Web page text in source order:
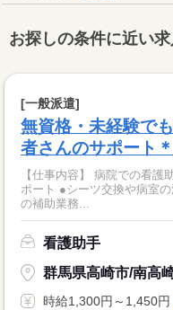
お探しの条件に近い
[一般派遣]
無資格・未経験で
者さんのサポート＊
【仕事内容】 病院での看護助手/ナー
ポート ●シーツ交換や病室
の補助業務...
看護助手
群馬県高崎市/南高
時給1,300円～1,450円